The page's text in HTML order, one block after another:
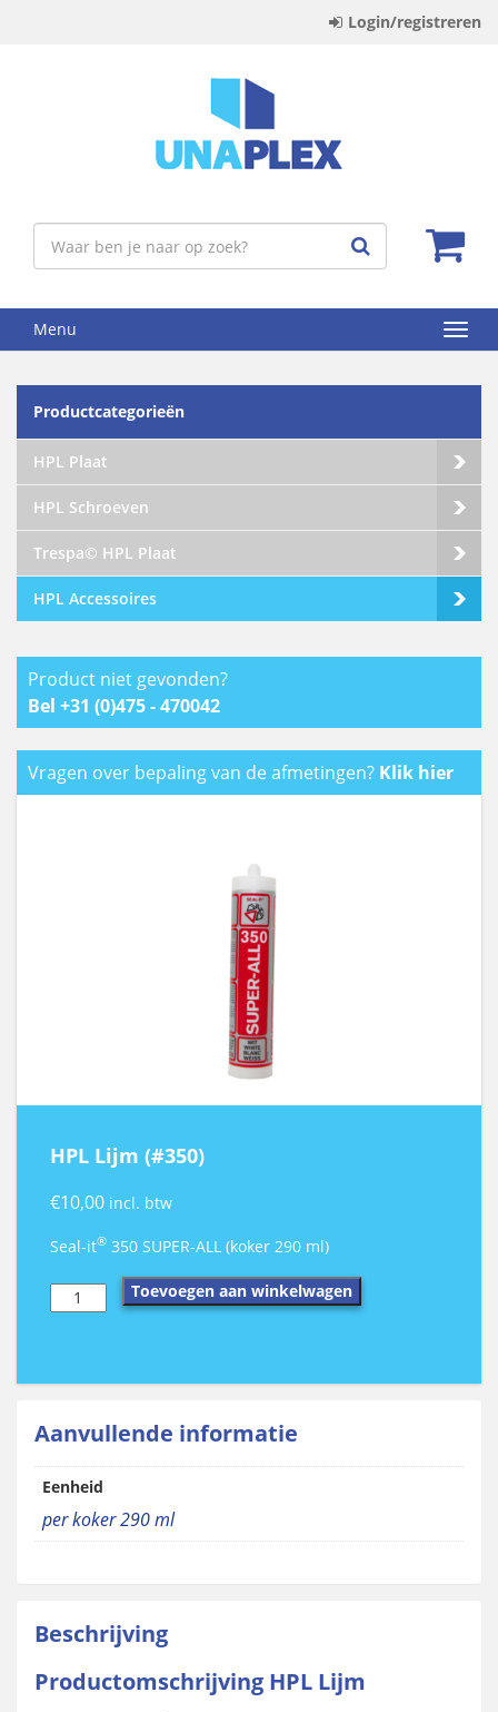
Login/registreren
Menu
Productcategorieën
HPL Plaat
HPL Schroeven
Trespa© HPL Plaat
HPL Accessoires
Product niet gevonden?
Bel +31 (0)475 - 470042
Vragen over bepaling van de afmetingen? Klik hier
HPL Lijm (#350)
€10,00 incl. btw
Seal-it® 350 SUPER-ALL (koker 290 ml)
HPL
Lijm
Toevoegen aan winkelwagen
Aanvullende informatie
Eenheid
per koker 290 ml
Beschrijving
Productomschrijving HPL Lijm